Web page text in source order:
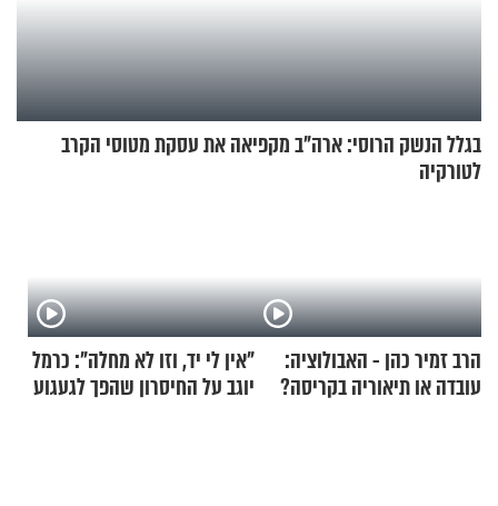
בגלל הנשק הרוסי: ארה"ב מקפיאה את עסקת מטוסי הקרב
לטורקיה
הרב זמיר כהן - האבולוציה:
עובדה או תיאוריה בקריסה?
"אין לי יד, וזו לא מחלה": כרמל
יוגב על החיסרון שהפך לגעגוע